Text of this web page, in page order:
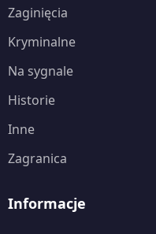
Zaginięcia
Kryminalne
Na sygnale
Historie
Inne
Zagranica
Informacje